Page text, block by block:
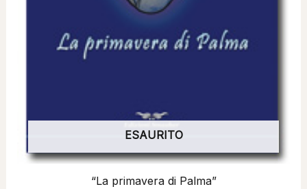
ESAURITO
“La primavera di Palma”